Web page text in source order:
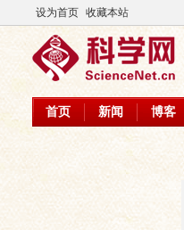
设为首页 收藏本站
首页 新闻 博客